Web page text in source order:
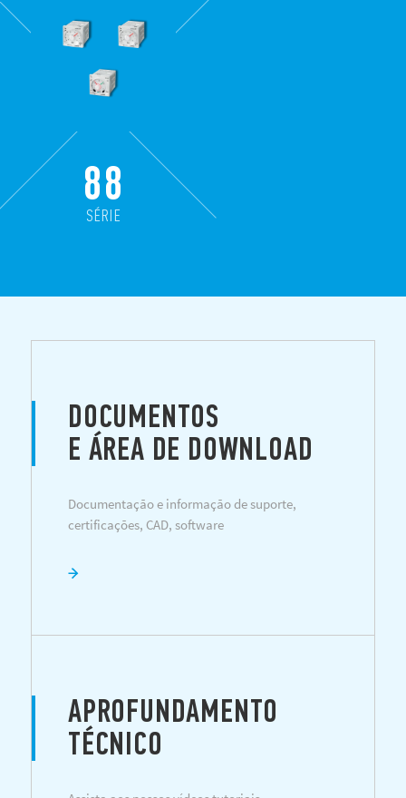
88
SÉRIE
DOCUMENTOS
E ÁREA DE DOWNLOAD
Documentação e informação de suporte,
certificações, CAD, software
APROFUNDAMENTO
TÉCNICO